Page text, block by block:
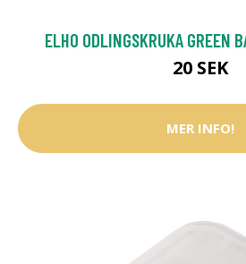
ELHO ODLINGSKRUKA GREEN
20 SEK
MER INFO!